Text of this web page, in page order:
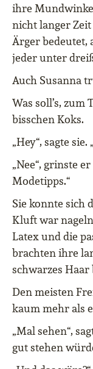
ihre
nicht langer
Ärger bedeutet,
jeder unter
Auch Susanna
Was soll’s,
bisschen Koks.
„Hey“, sagte
„Nee“, grinste
Modetipps.“
Sie konnte sich
Kluft war
Latex und die
brachten ihre
schwarzes Haar
Den meisten
kaum mehr als
„Mal sehen“,
gut stehen